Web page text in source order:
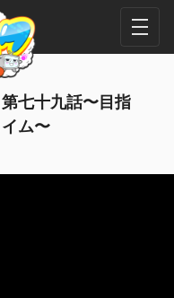
七十九話〜目指
ム〜